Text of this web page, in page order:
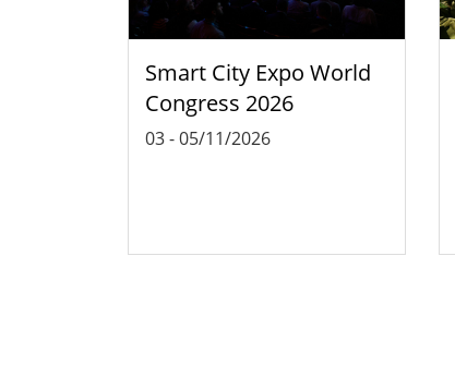
Smart City Expo World
Congress 2026
03-05/11/2026